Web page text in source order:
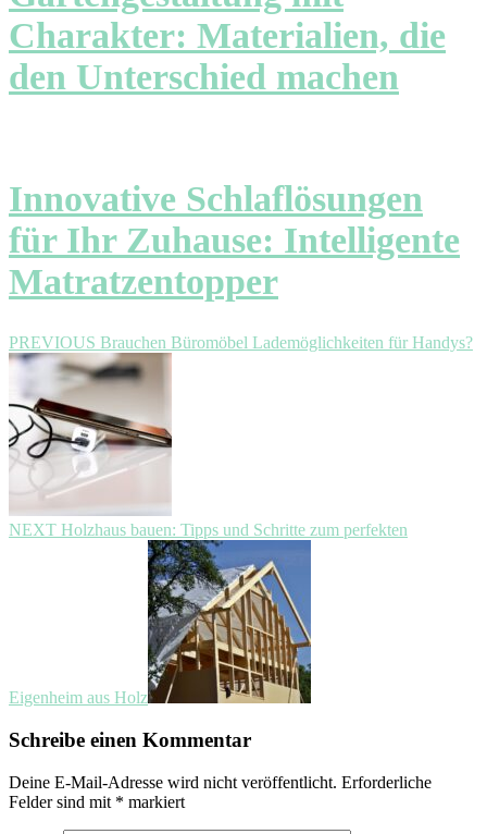
Charakter: Materialien, die
den Unterschied machen
Innovative Schlaflösungen
für Ihr Zuhause: Intelligente
Matratzentopper
Beitragsnavigation
PREVIOUS Previous
post:
Brauchen Büromöbel Lademöglichkeiten für Handys?
NEXT Next
Holzhaus bauen: Tipps und Schritte zum perfekten
Eigenheim aus Holz
Schreibe einen Kommentar
Deine E-Mail-Adresse wird nicht veröffentlicht. Erforderliche
Felder sind mit * markiert